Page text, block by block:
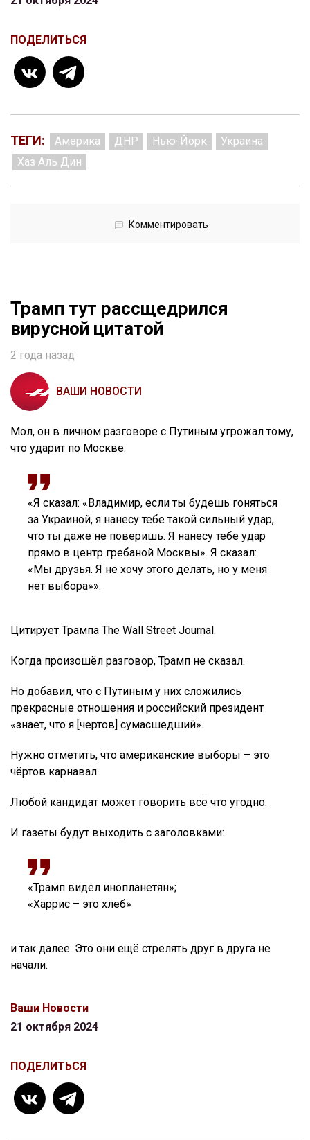
ПОДЕЛИТЬСЯ
ТЕГИ: Америка ДНР Нью-Йорк
Украина
Хаз Аль Дин
Комментировать
Трамп тут рассщедрился
вирусной цитатой
2 года назад
ВАШИ НОВОСТИ
Мол, он в личном разговоре с Путиным угрожал тому,
что ударит по Москве:
«Я сказал: «Владимир, если ты будешь гоняться
за Украиной, я нанесу тебе такой сильный удар,
что ты даже не поверишь. Я нанесу тебе удар
прямо в центр гребаной Москвы». Я сказал:
«Мы друзья. Я не хочу этого делать, но у меня
нет выбора»».
Цитирует Трампа The Wall Street Journal.
Когда произошёл разговор, Трамп не сказал.
Но добавил, что с Путиным у них сложились
прекрасные отношения и российский президент
«знает, что я [чертов] сумасшедший».
Нужно отметить, что американские выборы – это
чёртов карнавал.
Любой кандидат может говорить всё что угодно.
И газеты будут выходить с заголовками:
«Трамп видел инопланетян»;
«Харрис – это хлеб»
и так далее. Это они ещё стрелять друг в друга не
начали.
Ваши Новости
21 октября 2024
ПОДЕЛИТЬСЯ